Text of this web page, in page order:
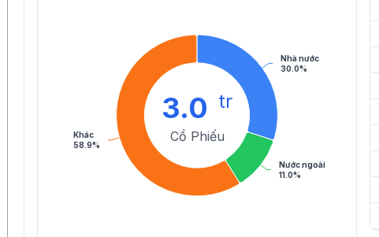
Nhà nước
30.0%
Nước ngoài
11.0%
Khác
58.9%
3.0 tr
Cổ Phiếu